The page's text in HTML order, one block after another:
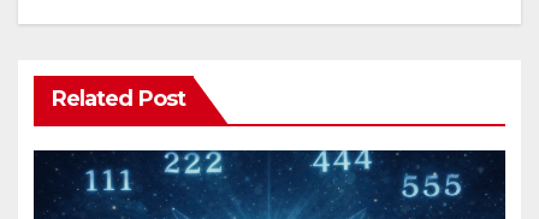
Related Post